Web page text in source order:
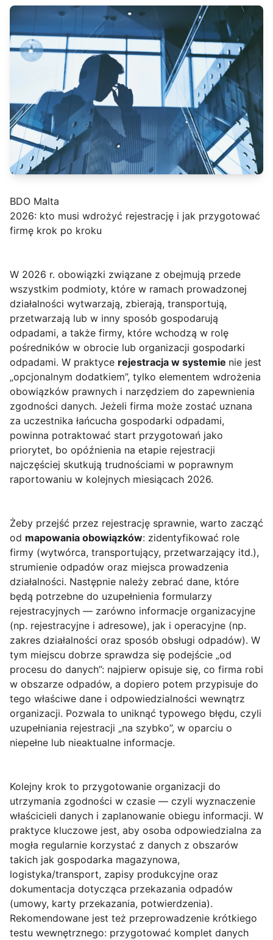
BDO Malta
2026: kto musi wdrożyć rejestrację i jak przygotować
firmę krok po kroku
W 2026 r. obowiązki związane z obejmują przede
wszystkim podmioty, które w ramach prowadzonej
działalności wytwarzają, zbierają, transportują,
przetwarzają lub w inny sposób gospodarują
odpadami, a także firmy, które wchodzą w rolę
pośredników w obrocie lub organizacji gospodarki
odpadami. W praktyce rejestracja w systemie nie jest
„opcjonalnym dodatkiem”, tylko elementem wdrożenia
obowiązków prawnych i narzędziem do zapewnienia
zgodności danych. Jeżeli firma może zostać uznana
za uczestnika łańcucha gospodarki odpadami,
powinna potraktować start przygotowań jako
priorytet, bo opóźnienia na etapie rejestracji
najczęściej skutkują trudnościami w poprawnym
raportowaniu w kolejnych miesiącach 2026.
Żeby przejść przez rejestrację sprawnie, warto zacząć
od mapowania obowiązków: zidentyfikować role
firmy (wytwórca, transportujący, przetwarzający itd.),
strumienie odpadów oraz miejsca prowadzenia
działalności. Następnie należy zebrać dane, które
będą potrzebne do uzupełnienia formularzy
rejestracyjnych — zarówno informacje organizacyjne
(np. rejestracyjne i adresowe), jak i operacyjne (np.
zakres działalności oraz sposób obsługi odpadów). W
tym miejscu dobrze sprawdza się podejście „od
procesu do danych”: najpierw opisuje się, co firma robi
w obszarze odpadów, a dopiero potem przypisuje do
tego właściwe dane i odpowiedzialności wewnątrz
organizacji. Pozwala to uniknąć typowego błędu, czyli
uzupełniania rejestracji „na szybko”, w oparciu o
niepełne lub nieaktualne informacje.
Kolejny krok to przygotowanie organizacji do
utrzymania zgodności w czasie — czyli wyznaczenie
właścicieli danych i zaplanowanie obiegu informacji. W
praktyce kluczowe jest, aby osoba odpowiedzialna za
mogła regularnie korzystać z danych z obszarów
takich jak gospodarka magazynowa,
logistyka/transport, zapisy produkcyjne oraz
dokumentacja dotycząca przekazania odpadów
(umowy, karty przekazania, potwierdzenia).
Rekomendowane jest też przeprowadzenie krótkiego
testu wewnętrznego: przygotować komplet danych